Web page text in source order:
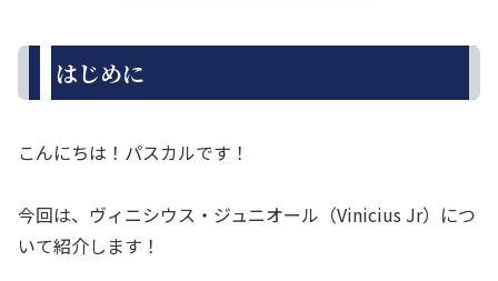
はじめに
こんにちは！パスカルです！
今回は、ヴィニシウス・ジュニオール（Vinicius Jr）につ
いて紹介します！